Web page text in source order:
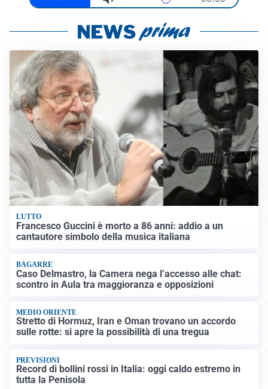
LUTTO
Francesco Guccini è morto a 86 anni: addio a un
cantautore simbolo della musica italiana
BAGARRE
Caso Delmastro, la Camera nega l’accesso alle chat:
scontro in Aula tra maggioranza e opposizioni
MEDIO ORIENTE
Stretto di Hormuz, Iran e Oman trovano un accordo
sulle rotte: si apre la possibilità di una tregua
PREVISIONI
Record di bollini rossi in Italia: oggi caldo estremo in
tutta la Penisola